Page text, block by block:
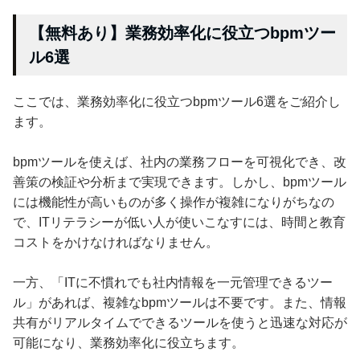
【無料あり】業務効率化に役立つbpmツー
ル6選
ここでは、業務効率化に役立つbpmツール6選をご紹介し
ます。
bpmツールを使えば、社内の業務フローを可視化でき、改
善策の検証や分析まで実現できます。しかし、bpmツール
には機能性が高いものが多く操作が複雑になりがちなの
で、ITリテラシーが低い人が使いこなすには、時間と教育
コストをかけなければなりません。
一方、「ITに不慣れでも社内情報を一元管理できるツー
ル」があれば、複雑なbpmツールは不要です。また、情報
共有がリアルタイムでできるツールを使うと迅速な対応が
可能になり、業務効率化に役立ちます。